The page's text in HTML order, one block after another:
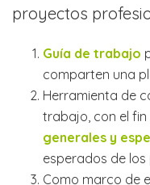
proyectos
Guía de trabajo
comparten una
Herramienta de
trabajo, con el
generales y
esperados de
Como marco de